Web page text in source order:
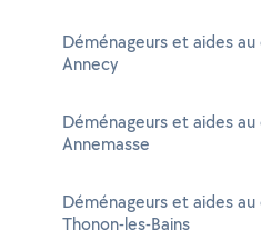
Déménageurs et aides
Annecy
Déménageurs et aides
Annemasse
Déménageurs et aides
Thonon-les-Bains